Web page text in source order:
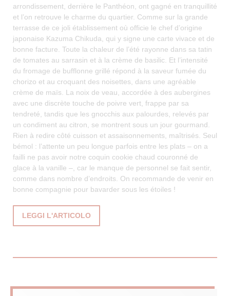
arrondissement, derrière le Panthéon, ont gagné en tranquillité
et l’on retrouve le charme du quartier. Comme sur la grande
terrasse de ce joli établissement où officie le chef d’origine
japonaise Kazuma Chikuda, qui y signe une carte vivace et de
bonne facture. Toute la chaleur de l’été rayonne dans sa tatin
de tomates au sarrasin et à la crème de basilic. Et l’intensité
du fromage de bufflonne grillé répond à la saveur fumée du
chorizo et au croquant des noisettes, dans une agréable
crème de maïs. La noix de veau, accordée à des aubergines
avec une discrète touche de poivre vert, frappe par sa
tendreté, tandis que les gnocchis aux palourdes, relevés par
un condiment au citron, se montrent sous un jour gourmand.
Rien à redire côté cuisson et assaisonnements, maîtrisés. Seul
bémol : l’attente un peu longue parfois entre les plats – on a
failli ne pas avoir notre coquin cookie chaud couronné de
glace à la vanille –, car le manque de personnel se fait sentir,
comme dans nombre d’endroits. On recommande de venir en
bonne compagnie pour bavarder sous les étoiles !
LEGGI L'ARTICOLO((APRE UNA NUOVA FINESTRA))